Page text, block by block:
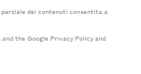
dei contenuti consentita a
the Google Privacy Policyand